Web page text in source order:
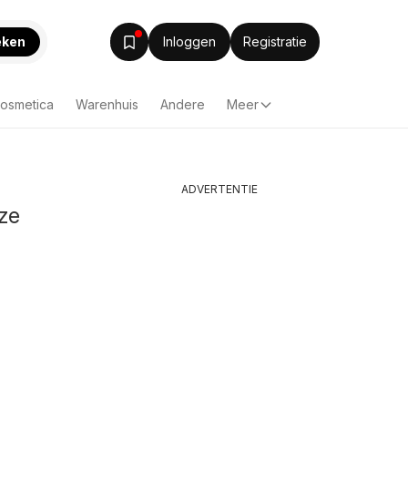
Inloggen Registratie
Warenhuis Andere Meer
ADVERTENTIE